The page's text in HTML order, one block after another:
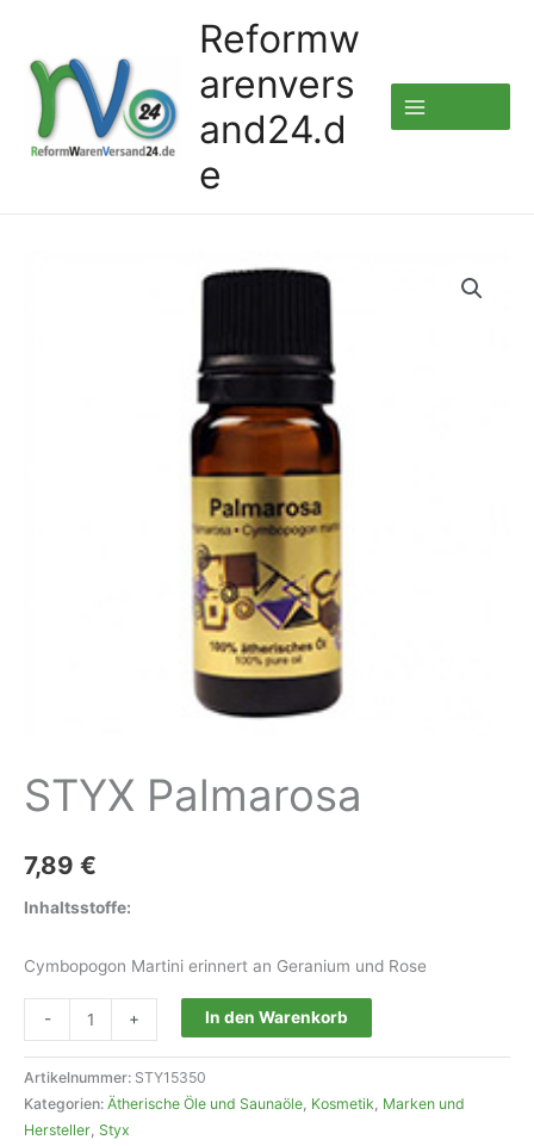
springen
Reformw
arenvers
and24.d
e
STYX Palmarosa
7,89 €
Inhaltsstoffe:
Cymbopogon Martini erinnert an Geranium und Rose
-
Palmarosa
Menge
+ In den Warenkorb
Artikelnummer: STY15350
Kategorien: Ätherische Öle und Saunaöle, Kosmetik, Marken und
Hersteller, Styx